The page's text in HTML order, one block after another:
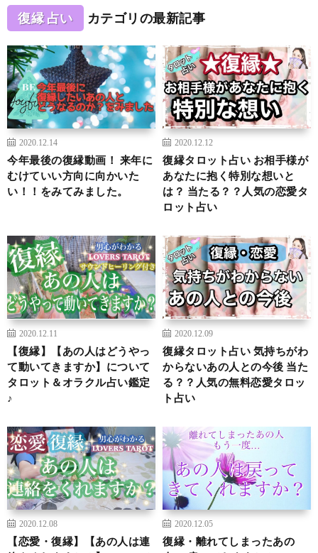
復縁 占い カテゴリの最新記事
2020.12.14
今年最後の復縁動画！ 来年に
むけていい方向に向かいた
い！！をみてみました。
2020.12.12
復縁タロット占い お相手様が
あなたに抱く特別な想いと
は？ 当たる？？人気の恋愛タ
ロット占い
2020.12.11
【復縁】【あの人はどうやっ
て動いてきますか】について
タロット＆オラクル占い鑑定
♪
2020.12.09
復縁タロット占い 気持ちがわ
からないあの人との今後 当た
る？？人気の無料恋愛タロッ
ト占い
2020.12.08
【恋愛・復縁】【あの人は連
2020.12.05
復縁・離れてしまったあの